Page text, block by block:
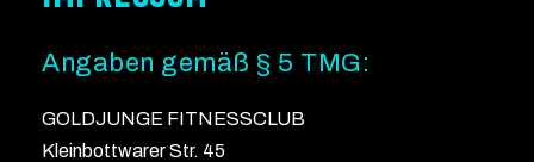
Angaben gemäß § 5 TMG:
GOLDJUNGE FITNESSCLUB
Kleinbottwarer Str. 45